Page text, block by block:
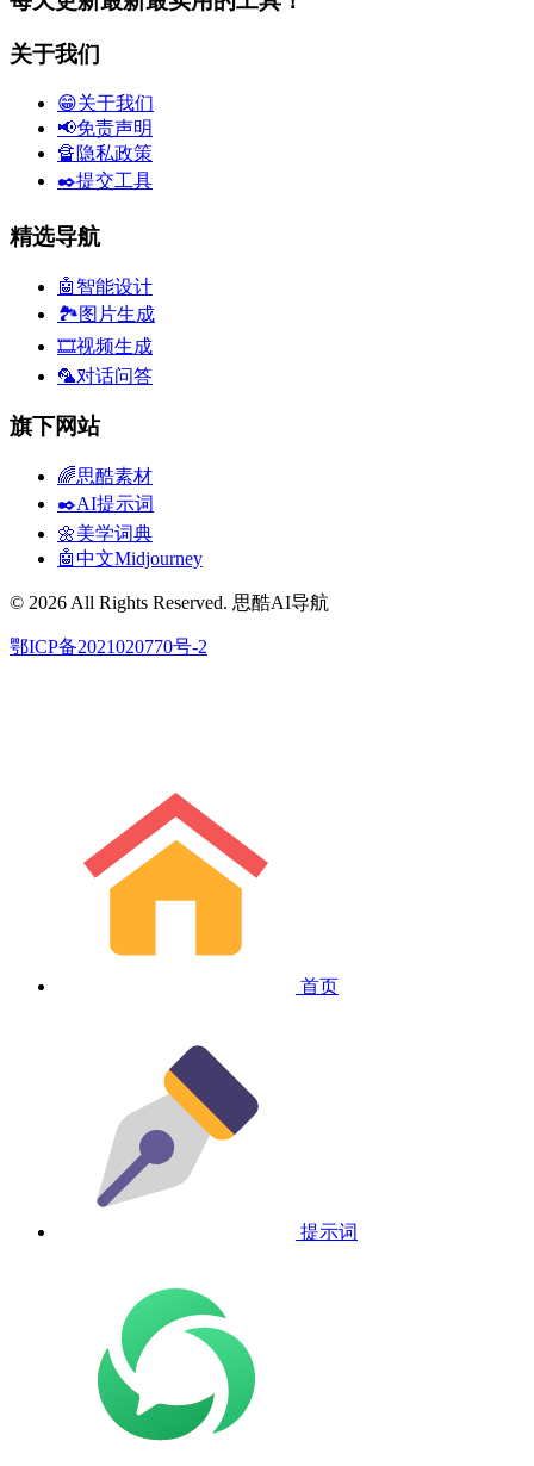
关于我们
😁关于我们
📢免责声明
🔏隐私政策
✒️提交工具
精选导航
🤖智能设计
🏞️图片生成
🎞️视频生成
🦜对话问答
旗下网站
🌈思酷素材
✒️AI提示词
🌼美学词典
🤖中文Midjourney
© 2026 All Rights Reserved. 思酷AI导航
鄂ICP备2021020770号-2
首页
提示词